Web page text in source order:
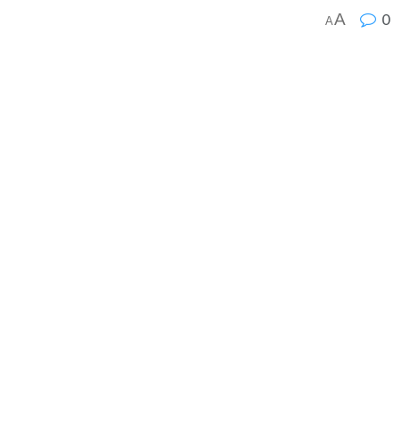
AA 0